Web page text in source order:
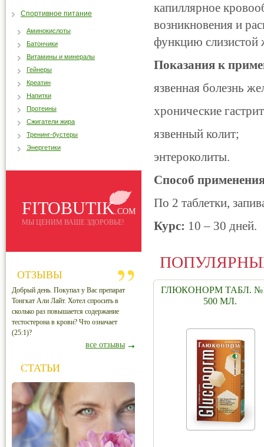
капиллярное
возникновения и
функцию слизистой
Показания к
язвенная болезнь
хронические
язвенный колит;
энтероколиты.
Способ
По 2 таблетки,
Курс: 10 – 30 дней.
ГЛЮКОНОРМ ТАБЛ.
500 МЛ.
Спортивное питание
Аминокислоты
Батончики
Витамины и минералы
Гейнеры
Креатин
Напитки
Протеины
Сжигатели жира
Тренинг-бустеры
Энергетики
FITOBUTIK.COM
МЫ ЦЕНИМ ВАШЕ ЗДОРОВЬЕ!
ОТЗЫВЫ
Добрый день. Покупал у Вас препарат
Тонгкат Али Лайт. Хотел спросить в
сколько раз повышается содержание
тестостерона в крови? Что означает
(25:1)?
все отзывы
СТАТЬИ